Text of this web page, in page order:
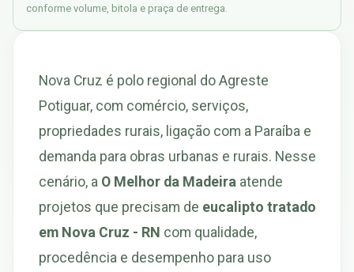
conforme volume, bitola e praça de entrega.
Nova Cruz é polo regional do Agreste
Potiguar, com comércio, serviços,
propriedades rurais, ligação com a Paraíba e
demanda para obras urbanas e rurais. Nesse
cenário, a O Melhor da Madeira atende
projetos que precisam de eucalipto tratado
em Nova Cruz - RN com qualidade,
procedência e desempenho para uso